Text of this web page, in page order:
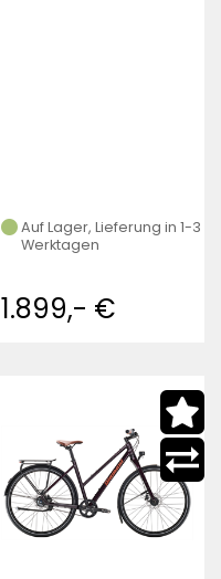
Auf Lager, Lieferung in 1-3
Werktagen
1.899,- €